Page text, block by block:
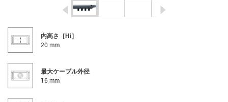
igus-icon-arrow-left
内高さ［Hi］
20 mm
最大ケーブル外径
16 mm